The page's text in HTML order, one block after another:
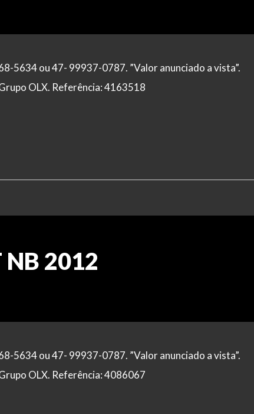
5634 ou 47- 99937-0787. ”Valor anunciado a vista”.
OLX. Referência: 4163518
2012
5634 ou 47- 99937-0787. ”Valor anunciado a vista”.
OLX. Referência: 4086067